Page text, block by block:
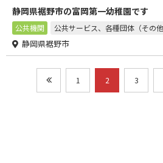
静岡県裾野市の富岡第一幼稚園です
公共機関 公共サービス、各種団体（その他
静岡県裾野市
1 2 3